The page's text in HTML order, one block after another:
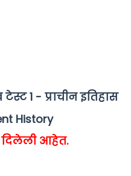
टेस्ट 1 - प्राचीन इतिहास
History
दिलेली आहेत.